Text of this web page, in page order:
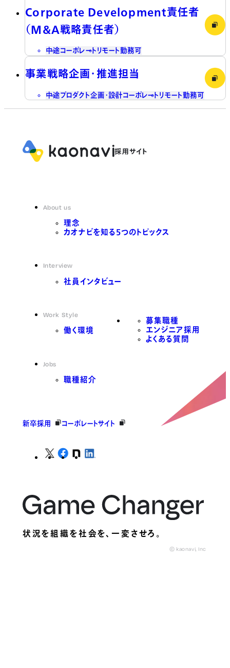
Corporate Development責任者
（M&A戦略責任者）
中途コーポレート リモート勤務可
事業戦略企画・推進担当
中途プロダクト企画・設計コーポレート リモート勤務可
About us
理念
カオナビを知る5つのトピックス
Interview
社員インタビュー
Work Style
働く環境
Jobs
職種紹介
募集職種
エンジニア採用
よくある質問
新卒採用 コーポレートサイト
状況を組織を社会を、一変させろ。
© kaonavi, Inc